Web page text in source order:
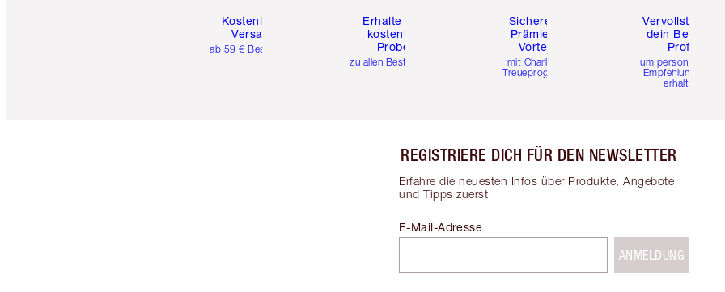
Kostenloser
Versand
ab 59 € Bestellwert
Erhalte zwei
kostenlose
Proben
zu allen Bestellungen
Sichere dir
Prämien &
Vorteile
mit Charlottes
Treueprogramm
Vervollständige
dein Beauty-
Profil
um personalisierte
Empfehlungen zu
erhalten
REGISTRIERE DICH FÜR DEN NEWSLETTER
Erfahre die neuesten Infos über Produkte, Angebote
und Tipps zuerst
E-Mail-Adresse
ANMELDUNG